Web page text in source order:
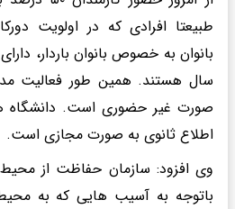
طبیعتا افرادی که در اولویت
سال هستند. همین طور فعالیت
صورت غیر حضوری است. دانشگاه
اطلاع ثانوی به صورت مجازی است.
وی افزود: سازمان حفاظت از
باتوجه به آسیب هایی که به